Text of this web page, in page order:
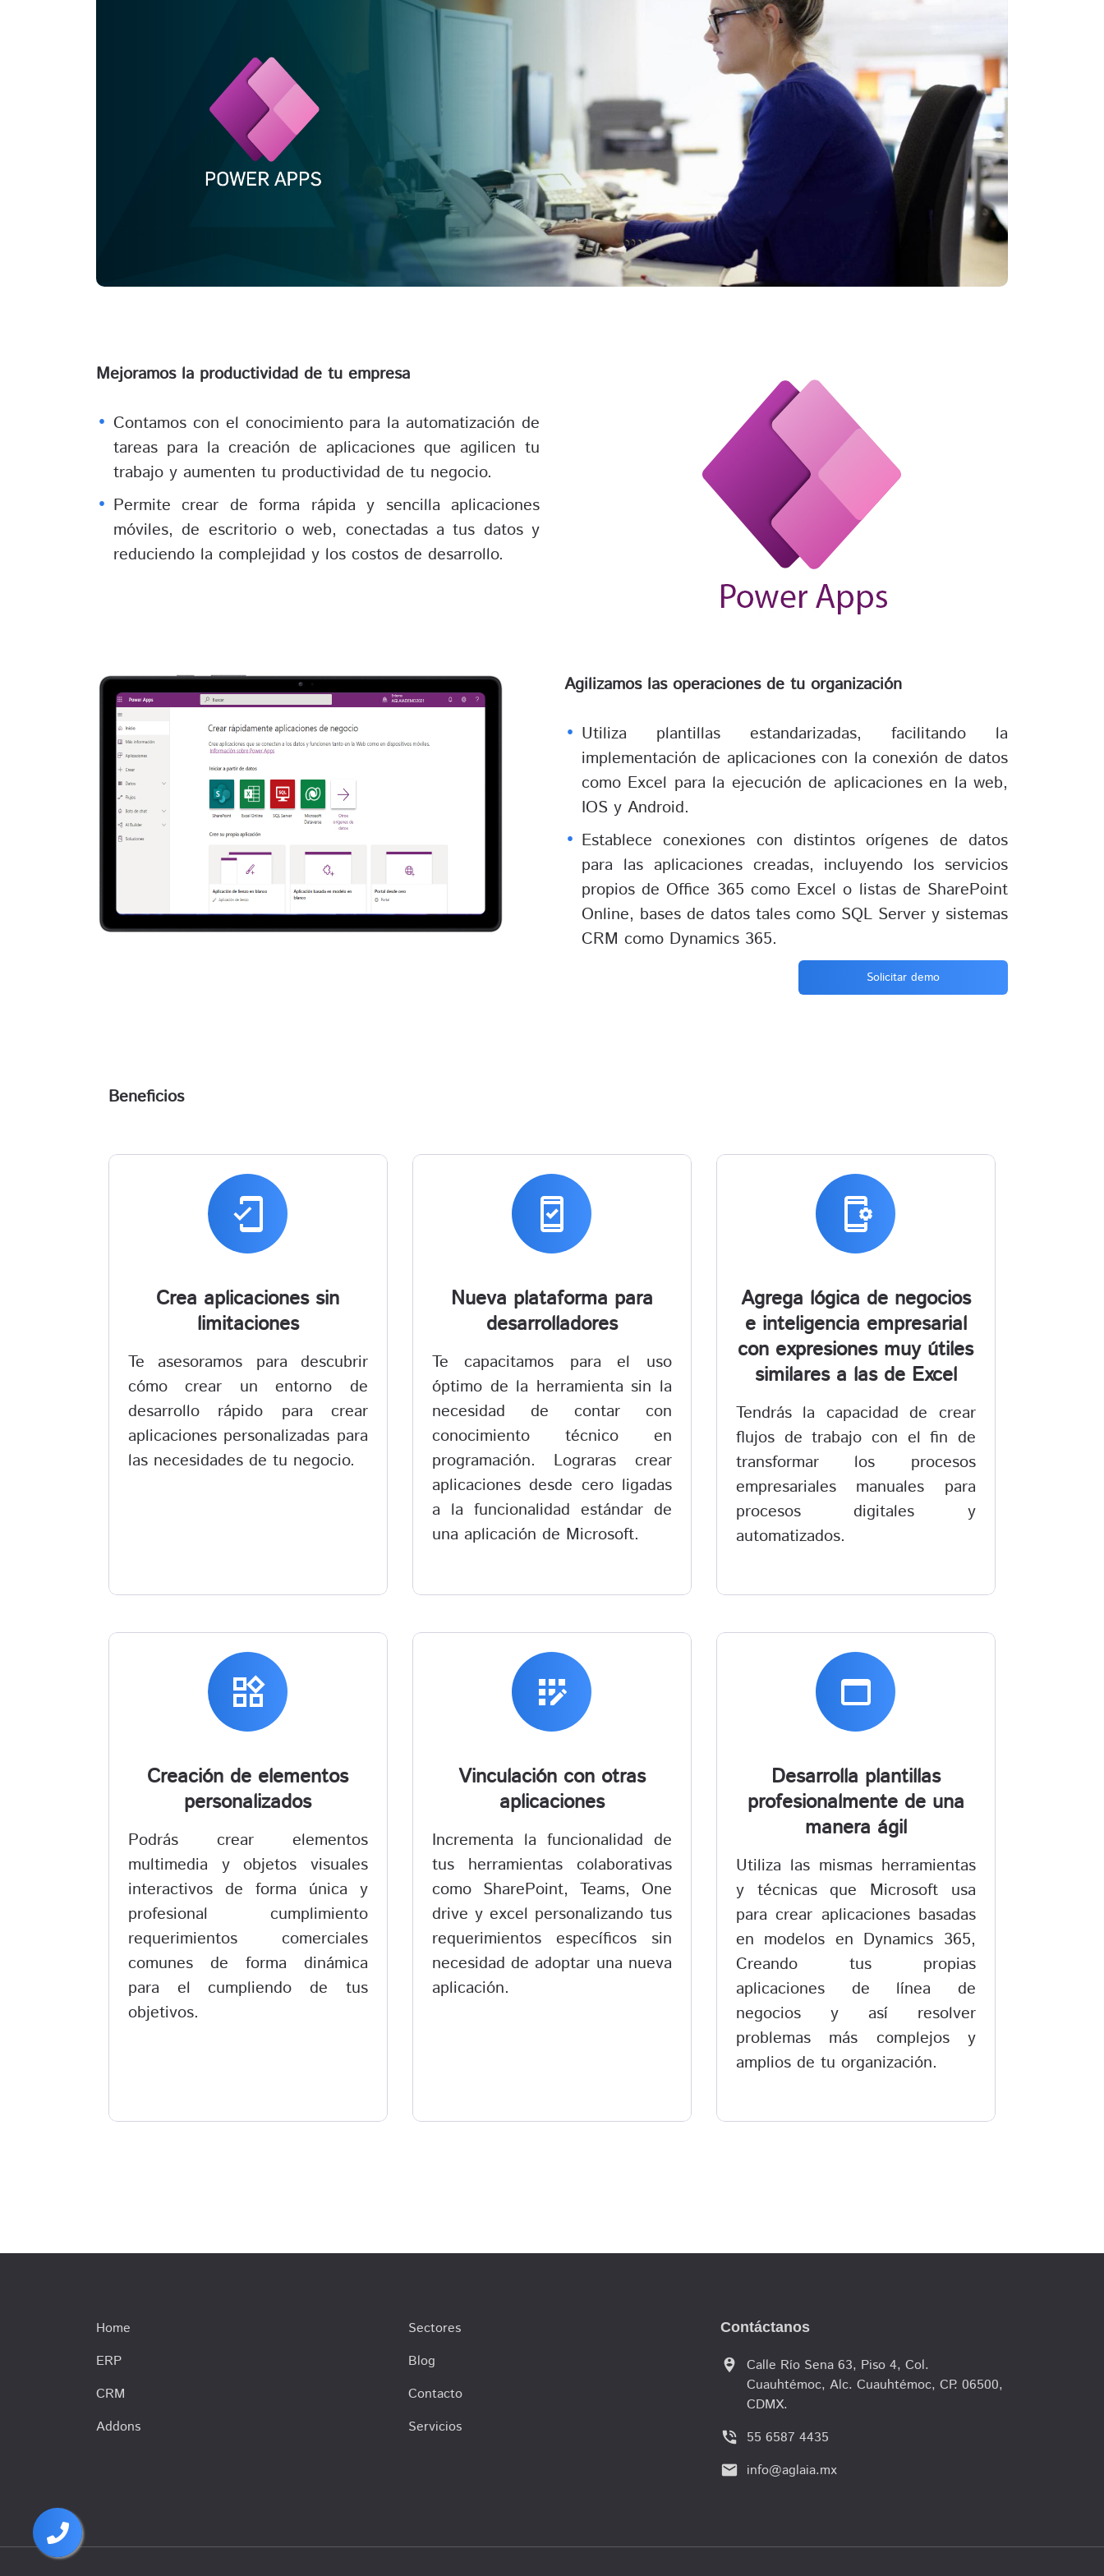
Mejoramos la productividad de tu empresa
Contamos con el conocimiento para la automatización de
tareas para la creación de aplicaciones que agilicen tu
trabajo y aumenten tu productividad de tu negocio.
Permite crear de forma rápida y sencilla aplicaciones
móviles, de escritorio o web, conectadas a tus datos y
reduciendo la complejidad y los costos de desarrollo.
Agilizamos las operaciones de tu organización
Utiliza plantillas estandarizadas, facilitando la
implementación de aplicaciones con la conexión de datos
como Excel para la ejecución de aplicaciones en la web,
IOS y Android.
Establece conexiones con distintos orígenes de datos
para las aplicaciones creadas, incluyendo los servicios
propios de Office 365 como Excel o listas de SharePoint
Online, bases de datos tales como SQL Server y sistemas
CRM como Dynamics 365.
Solicitar demo
Beneficios
mobile_friendly
Crea aplicaciones sin
limitaciones
Te asesoramos para descubrir
cómo crear un entorno de
desarrollo rápido para crear
aplicaciones personalizadas para
las necesidades de tu negocio.
system_security_update_good
Nueva plataforma para
desarrolladores
Te capacitamos para el uso
óptimo de la herramienta sin la
necesidad de contar con
conocimiento técnico en
programación. Lograras crear
aplicaciones desde cero ligadas
a la funcionalidad estándar de
una aplicación de Microsoft.
app_settings_alt
Agrega lógica de negocios
e inteligencia empresarial
con expresiones muy útiles
similares a las de Excel
Tendrás la capacidad de crear
flujos de trabajo con el fin de
transformar los procesos
empresariales manuales para
procesos digitales y
automatizados.
widgets
Creación de elementos
personalizados
Podrás crear elementos
multimedia y objetos visuales
interactivos de forma única y
profesional cumplimiento
requerimientos comerciales
comunes de forma dinámica
para el cumpliendo de tus
objetivos.
app_registration
Vinculación con otras
aplicaciones
Incrementa la funcionalidad de
tus herramientas colaborativas
como SharePoint, Teams, One
drive y excel personalizando tus
requerimientos específicos sin
necesidad de adoptar una nueva
aplicación.
web_asset
Desarrolla plantillas
profesionalmente de una
manera ágil
Utiliza las mismas herramientas
y técnicas que Microsoft usa
para crear aplicaciones basadas
en modelos en Dynamics 365,
Creando tus propias
aplicaciones de línea de
negocios y así resolver
problemas más complejos y
amplios de tu organización.
Home
ERP
CRM
Addons
Sectores
Blog
Contacto
Servicios
Contáctanos
person_pin_circle
Calle Río Sena 63, Piso 4, Col.
Cuauhtémoc, Alc. Cuauhtémoc, CP. 06500,
CDMX.
phone_in_talk 55 6587 4435
email info@aglaia.mx